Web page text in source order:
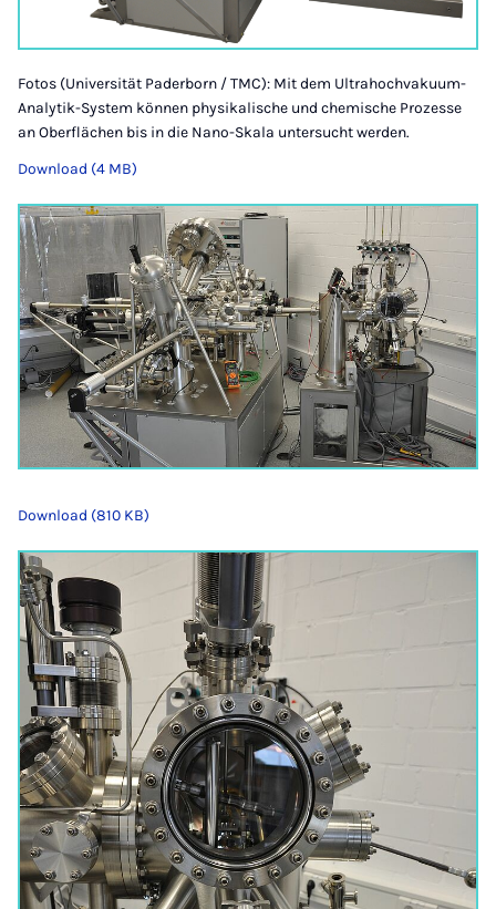
Fotos (Universität Paderborn / TMC): Mit dem Ultrahochvakuum-
Analytik-System können physikalische und chemische Prozesse
an Oberflächen bis in die Nano-Skala untersucht werden.
Download (4 MB)
Download (810 KB)